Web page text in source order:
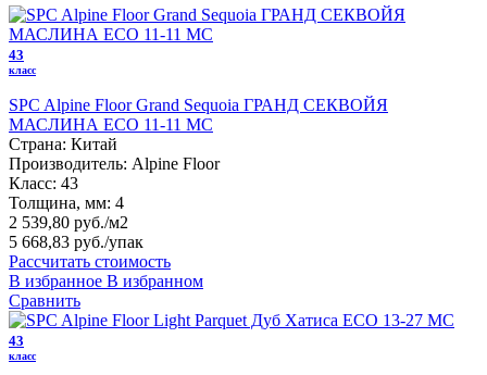
43
класс
SPC Alpine Floor Grand Sequoia ГРАНД СЕКВОЙЯ
МАСЛИНА ECO 11-11 MC
Страна: Китай
Производитель: Alpine Floor
Класс: 43
Толщина, мм: 4
2 539,80 руб./м2
5 668,83 руб./упак
Рассчитать стоимость
В избранное В избранном
Сравнить
43
класс